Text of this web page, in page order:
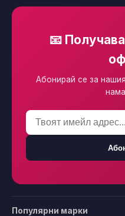
📧
Абонирай се за
Популярни марки